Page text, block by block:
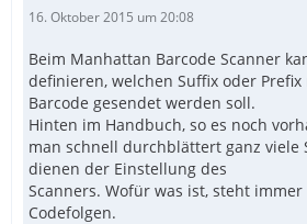
16. Oktober 2015 um 20:08
Beim Manhattan Barcode Scanner
definieren, welchen Suffix oder
Barcode gesendet werden soll.
Hinten im Handbuch, so es noch
man schnell durchblättert ganz viele
dienen der Einstellung des
Scanners. Wofür was ist, steht
Codefolgen.